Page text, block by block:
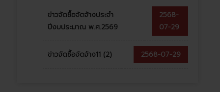
ข่าวจัดซื้อจัดจ้างประจำ
ปีงบประมาณ พ.ศ.2569
2568-
07-29
ข่าวจัดซื้อจัดจ้าง11 (2) 2568-07-29